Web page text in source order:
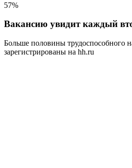
57%
Вакансию увидит каждый
Больше половины трудоспособного
зарегистрированы на hh.ru